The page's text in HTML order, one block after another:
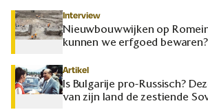
Interview
Nieuwbouwwijken op
kunnen we erfgoed bewaren?
Artikel
Is Bulgarije pro-Russisch?
van zijn land de zestiende